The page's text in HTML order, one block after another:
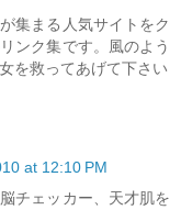
集まる人気サイトをク
ンク集です。風のよう
を救ってあげて下さい
at 12:10 PM
チェッカー、天才肌を